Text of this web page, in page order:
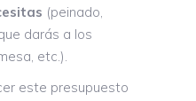
(peinado,
darás a los
etc.).
este presupuesto